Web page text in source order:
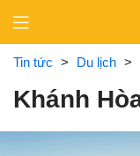
content
Tin tức > Du lịch >
Khánh